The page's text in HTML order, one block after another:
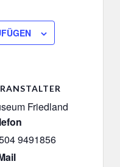
Friedland
9491856